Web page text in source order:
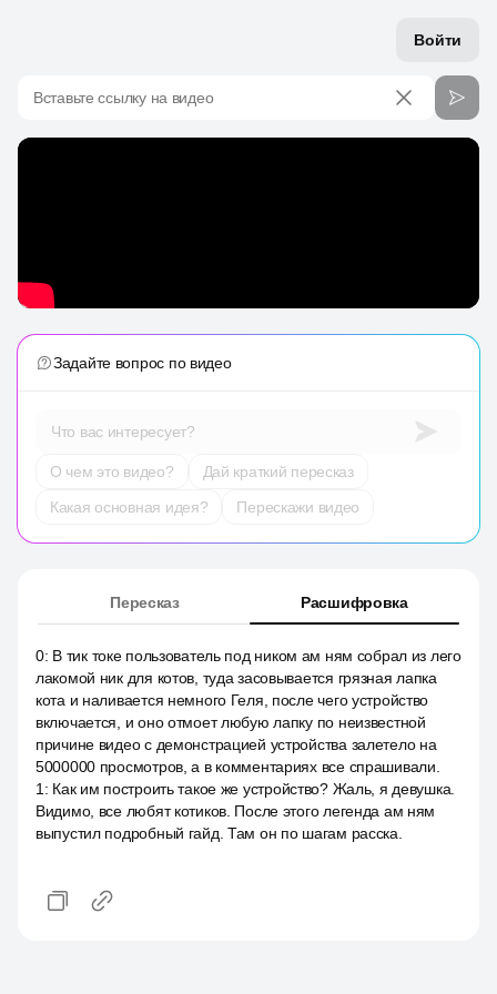
Войти
Вставьте ссылку на видео
Задайте вопрос по видео
Что вас интересует?
О чем это видео?
Дай краткий пересказ
Какая основная идея?
Перескажи видео
Пересказ Расшифровка
0: В тик токе пользователь под ником ам ням собрал из лего
лакомой ник для котов, туда засовывается грязная лапка
кота и наливается немного Геля, после чего устройство
включается, и оно отмоет любую лапку по неизвестной
причине видео с демонстрацией устройства залетело на
5000000 просмотров, а в комментариях все спрашивали.
1 : Как им построить такое же устройство? Жаль, я девушка.
Видимо, все любят котиков. После этого легенда ам ням
выпустил подробный гайд. Там он по шагам расска.